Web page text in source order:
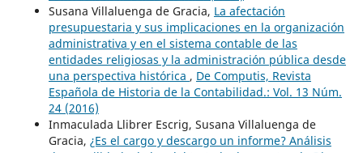
Susana Villaluenga de Gracia, La afectación
presupuestaria y sus implicaciones en la organización
administrativa y en el sistema contable de las
entidades religiosas y la administración pública desde
una perspectiva histórica , De Computis, Revista
Española de Historia de la Contabilidad.: Vol. 13 Núm.
24 (2016)
Inmaculada Llibrer Escrig, Susana Villaluenga de
Gracia, ¿Es el cargo y descargo un informe? Análisis